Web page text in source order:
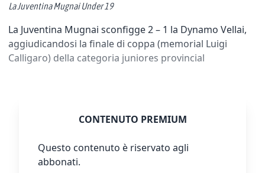
La Juventina Mugnai Under 19
La Juventina Mugnai sconfigge 2 – 1 la Dynamo Vellai,
aggiudicandosi la finale di coppa (memorial Luigi
Calligaro) della categoria juniores provincial
CONTENUTO PREMIUM
Questo contenuto è riservato agli
abbonati.